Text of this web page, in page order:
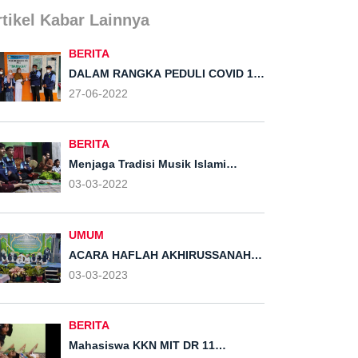
Kabar Lainnya
BERITA
DALAM RANGKA PEDULI COVID 19
KELOMPOK 55 UIN WALISONGO
PEMBERIAN BANTUAN
HANDSANITIZER DI PKD KLIRIS
27-06-2022
BERITA
Menjaga Tradisi Musik Islami
Melalui Pelatihan Rebana
03-03-2022
UMUM
ACARA HAFLAH AKHIRUSSANAH
KALIKIDANG DESA KLIRIS
03-03-2023
BERITA
Mahasiswa KKN MIT DR 11